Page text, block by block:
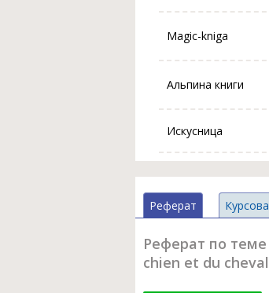
Magic-kniga
Альпина книги
Искусница
Реферат
Реферат по
chien et du